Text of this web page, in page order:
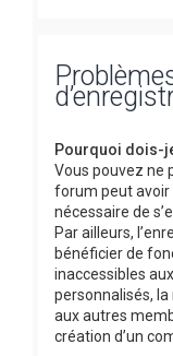
Pourquoi dois-
Vous pouvez ne
forum peut avoir
nécessaire de
Par ailleurs,
bénéficier de
inaccessibles
personnalisés, la
aux autres
création d’un